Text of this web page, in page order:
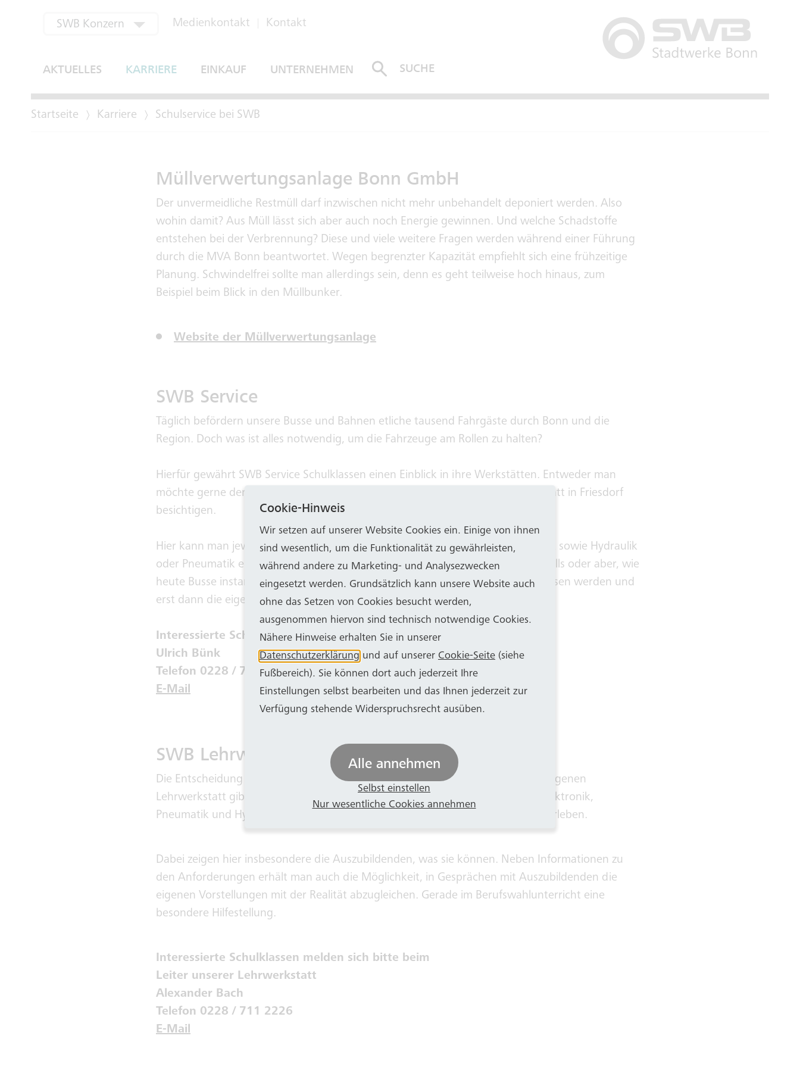
aktuell ausgewählt
SWB Konzern
SWB Regional
Medienkontakt Kontakt
AKTUELLES KARRIERE EINKAUF UNTERNEHMEN
SUCHE
Startseite Karriere Schulservice bei SWB
Müllverwertungsanlage Bonn GmbH
Der unvermeidliche Restmüll darf inzwischen nicht mehr unbehandelt deponiert werden. Also
wohin damit? Aus Müll lässt sich aber auch noch Energie gewinnen. Und welche Schadstoffe
entstehen bei der Verbrennung? Diese und viele weitere Fragen werden während einer Führung
durch die MVA Bonn beantwortet. Wegen begrenzter Kapazität empfiehlt sich eine frühzeitige
Planung. Schwindelfrei sollte man allerdings sein, denn es geht teilweise hoch hinaus, zum
Beispiel beim Blick in den Müllbunker.
Website der Müllverwertungsanlage
SWB Service
Täglich befördern unsere Busse und Bahnen etliche tausend Fahrgäste durch Bonn und die
Region. Doch was ist alles notwendig, um die Fahrzeuge am Rollen zu halten?
Hierfür gewährt SWB Service Schulklassen einen Einblick in ihre Werkstätten. Entweder man
möchte gerne den Stadtbahnbetriebshof in Dransdorf oder aber die Buswerkstatt in Friesdorf
besichtigen.
Hier kann man jeweils die notwendige Technik erleben. Sei es die Elektrotechnik sowie Hydraulik
oder Pneumatik eines Stadtbahnwagens oder auch der Ausbau eines Drehgestells oder aber, wie
heute Busse instand gesetzt werden, indem zunächst per Laptop Fehler ausgelesen werden und
erst dann die eigentliche Reparatur beginnt.
Interessierte Schulklassen melden sich bitte bei
Ulrich Bünk
Telefon 0228 / 711 4404
E-Mail
SWB Lehrwerkstatt
Die Entscheidung für den späteren Beruf steht an. Eine Besichtigung der SWB-eigenen
Lehrwerkstatt gibt hierfür einen Einblick, u. a. in die Bereiche Elektrotechnik, Elektronik,
Pneumatik und Hydraulik. Diese kann man einmal live und sehr gut begreifbar erleben.
Dabei zeigen hier insbesondere die Auszubildenden, was sie können. Neben Informationen zu
den Anforderungen erhält man auch die Möglichkeit, in Gesprächen mit Auszubildenden die
eigenen Vorstellungen mit der Realität abzugleichen. Gerade im Berufswahlunterricht eine
besondere Hilfestellung.
Interessierte Schulklassen melden sich bitte beim
Leiter unserer Lehrwerkstatt
Alexander Bach
Telefon 0228 / 711 2226
E-Mail
Cookie-Hinweis
Wir setzen auf unserer Website Cookies ein. Einige von ihnen
sind wesentlich, um die Funktionalität zu gewährleisten,
während andere zu Marketing- und Analysezwecken
eingesetzt werden. Grundsätzlich kann unsere Website auch
ohne das Setzen von Cookies besucht werden,
ausgenommen hiervon sind technisch notwendige Cookies.
Nähere Hinweise erhalten Sie in unserer
Datenschutzerklärung und auf unserer Cookie-Seite (siehe
Fußbereich). Sie können dort auch jederzeit Ihre
Einstellungen selbst bearbeiten und das Ihnen jederzeit zur
Verfügung stehende Widerspruchsrecht ausüben.
Alle annehmen
Selbst einstellen
Nur wesentliche Cookies annehmen